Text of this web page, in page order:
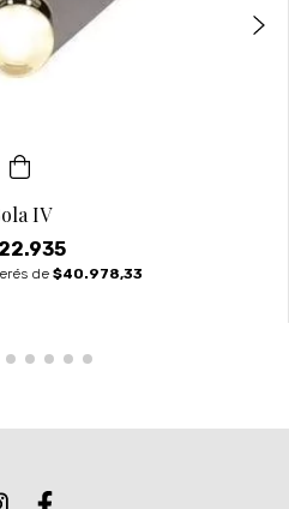
IV
de $40.978,33